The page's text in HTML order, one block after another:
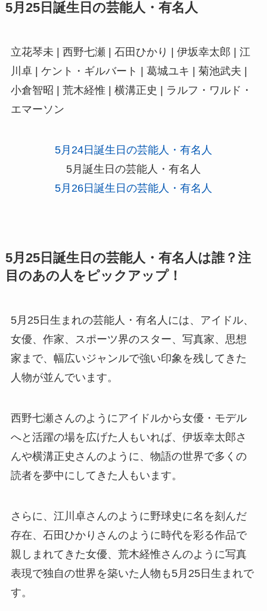
5月25日誕生日の芸能人・有名人
立花琴未 | 西野七瀬 | 石田ひかり | 伊坂幸太郎 | 江
川卓 | ケント・ギルバート | 葛城ユキ | 菊池武夫 |
小倉智昭 | 荒木経惟 | 横溝正史 | ラルフ・ワルド・
エマーソン
5月24日誕生日の芸能人・有名人
5月誕生日の芸能人・有名人
5月26日誕生日の芸能人・有名人
5月25日誕生日の芸能人・有名人は誰？注
目のあの人をピックアップ！
5月25日生まれの芸能人・有名人には、アイドル、
女優、作家、スポーツ界のスター、写真家、思想
家まで、幅広いジャンルで強い印象を残してきた
人物が並んでいます。
西野七瀬さんのようにアイドルから女優・モデル
へと活躍の場を広げた人もいれば、伊坂幸太郎さ
んや横溝正史さんのように、物語の世界で多くの
読者を夢中にしてきた人もいます。
さらに、江川卓さんのように野球史に名を刻んだ
存在、石田ひかりさんのように時代を彩る作品で
親しまれてきた女優、荒木経惟さんのように写真
表現で独自の世界を築いた人物も5月25日生まれで
す。